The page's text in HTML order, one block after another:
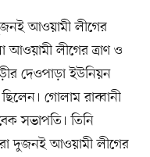
আওয়ামী লীগের
আওয়ামী লীগের ত্রাণ ও
দেওপাড়া ইউনিয়ন
গোলাম রাব্বানী
সভাপতি। তিনি
দুজনই আওয়ামী লীগের